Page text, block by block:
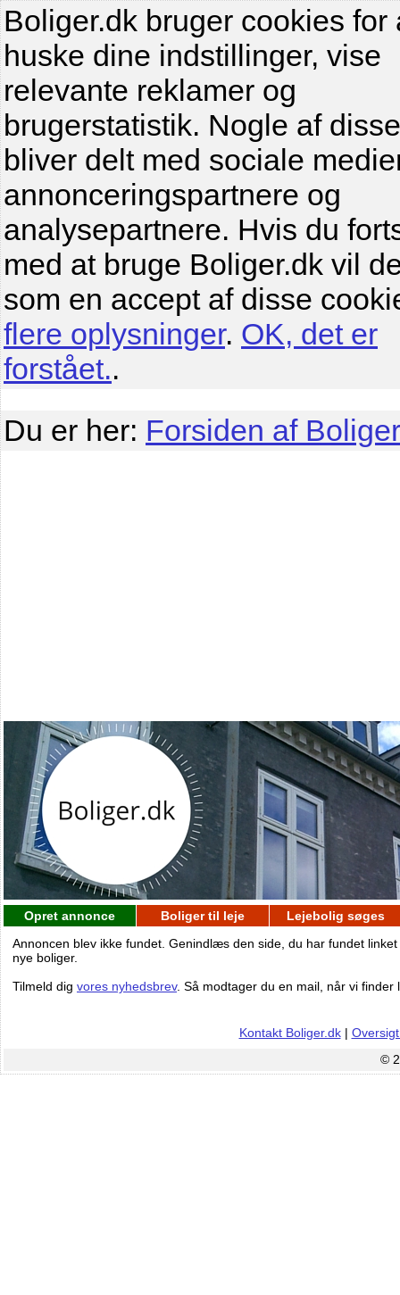
Boliger.dk bruger cookies for
huske dine indstillinger, vise
relevante reklamer og
brugerstatistik. Nogle af
bliver delt med sociale
annonceringspartnere og
analysepartnere. Hvis du
med at bruge Boliger.dk vil
som en accept af disse
flere oplysninger. OK, det er
forstået..
Du er her: Forsiden af
Opret annonce Boliger til leje
Lejebolig søges
Annoncen blev ikke fundet. Genindlæs den side, du har fundet
nye boliger.
Tilmeld dig vores nyhedsbrev. Så modtager du en mail, når vi
Kontakt Boliger.dk|
©